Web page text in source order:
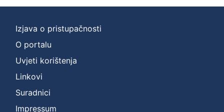
Izjava o pristupačnosti
O portalu
Uvjeti korištenja
Linkovi
Suradnici
Impressum